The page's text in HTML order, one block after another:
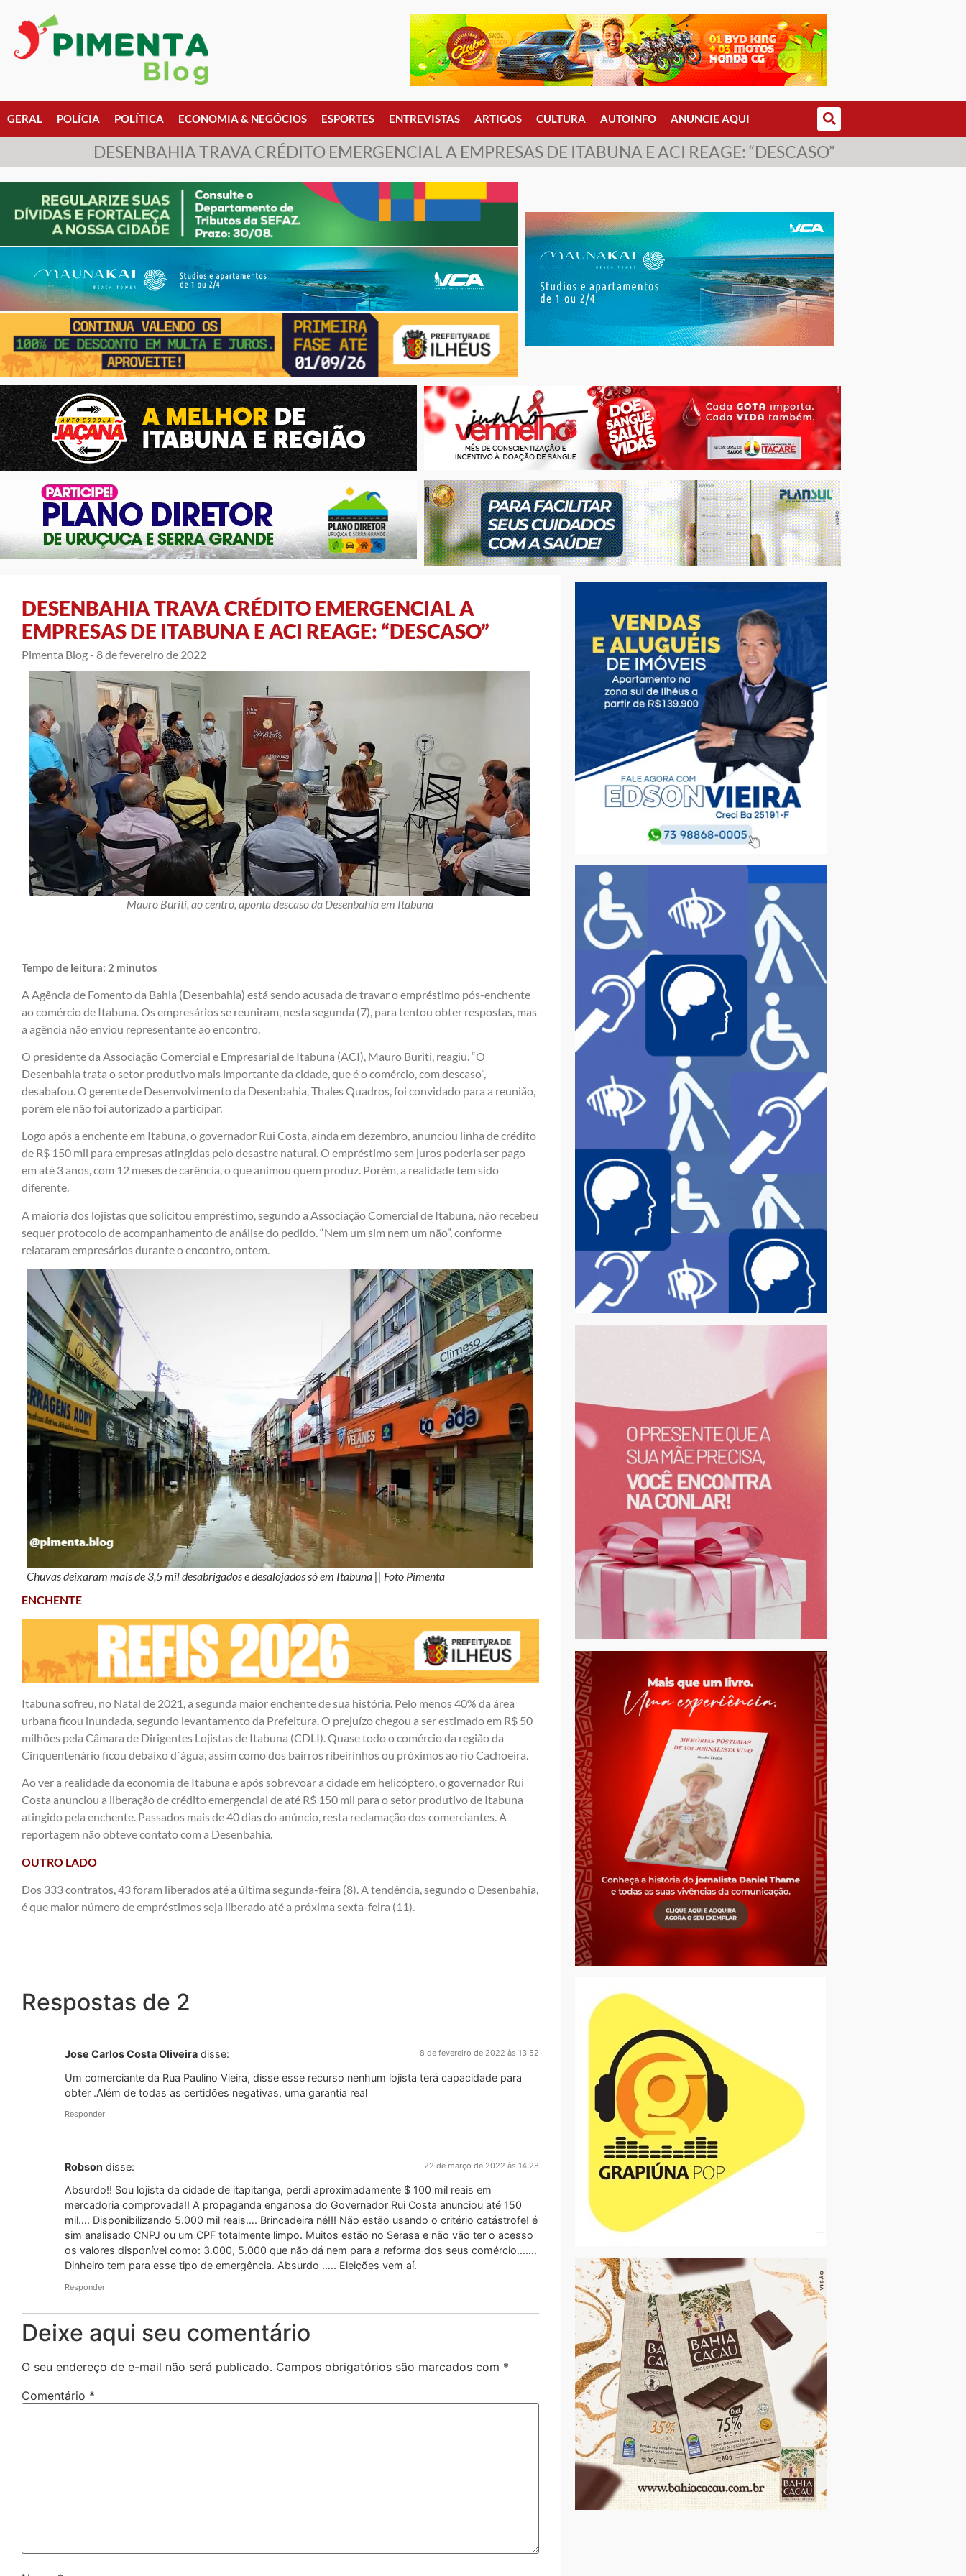
GERAL POLÍCIA POLÍTICA ECONOMIA & NEGÓCIOS ESPORTES ENTREVISTAS ARTIGOS CULTURA AUTOINFO ANUNCIE AQUI
DESENBAHIA TRAVA CRÉDITO EMERGENCIAL A EMPRESAS DE ITABUNA E ACI REAGE: “DESCASO”
DESENBAHIA TRAVA CRÉDITO EMERGENCIAL A
EMPRESAS DE ITABUNA E ACI REAGE: “DESCASO”
Pimenta Blog - 8 de fevereiro de 2022
Mauro Buriti, ao centro, aponta descaso da Desenbahia em Itabuna
Tempo de leitura: 2 minutos
A Agência de Fomento da Bahia (Desenbahia) está sendo acusada de travar o empréstimo pós-enchente
ao comércio de Itabuna. Os empresários se reuniram, nesta segunda (7), para tentou obter respostas, mas
a agência não enviou representante ao encontro.
O presidente da Associação Comercial e Empresarial de Itabuna (ACI), Mauro Buriti, reagiu. “O
Desenbahia trata o setor produtivo mais importante da cidade, que é o comércio, com descaso”,
desabafou. O gerente de Desenvolvimento da Desenbahia, Thales Quadros, foi convidado para a reunião,
porém ele não foi autorizado a participar.
Logo após a enchente em Itabuna, o governador Rui Costa, ainda em dezembro, anunciou linha de crédito
de R$ 150 mil para empresas atingidas pelo desastre natural. O empréstimo sem juros poderia ser pago
em até 3 anos, com 12 meses de carência, o que animou quem produz. Porém, a realidade tem sido
diferente.
A maioria dos lojistas que solicitou empréstimo, segundo a Associação Comercial de Itabuna, não recebeu
sequer protocolo de acompanhamento de análise do pedido. “Nem um sim nem um não”, conforme
relataram empresários durante o encontro, ontem.
Chuvas deixaram mais de 3,5 mil desabrigados e desalojados só em Itabuna || Foto Pimenta
ENCHENTE
Itabuna sofreu, no Natal de 2021, a segunda maior enchente de sua história. Pelo menos 40% da área
urbana ficou inundada, segundo levantamento da Prefeitura. O prejuízo chegou a ser estimado em R$ 50
milhões pela Câmara de Dirigentes Lojistas de Itabuna (CDLI). Quase todo o comércio da região da
Cinquentenário ficou debaixo d´água, assim como dos bairros ribeirinhos ou próximos ao rio Cachoeira.
Ao ver a realidade da economia de Itabuna e após sobrevoar a cidade em helicóptero, o governador Rui
Costa anunciou a liberação de crédito emergencial de até R$ 150 mil para o setor produtivo de Itabuna
atingido pela enchente. Passados mais de 40 dias do anúncio, resta reclamação dos comerciantes. A
reportagem não obteve contato com a Desenbahia.
OUTRO LADO
Dos 333 contratos, 43 foram liberados até a última segunda-feira (8). A tendência, segundo o Desenbahia,
é que maior número de empréstimos seja liberado até a próxima sexta-feira (11).
Respostas de 2
Jose Carlos Costa Oliveira disse: 8 de fevereiro de 2022 às 13:52
Um comerciante da Rua Paulino Vieira, disse esse recurso nenhum lojista terá capacidade para
obter .Além de todas as certidões negativas, uma garantia real
Responder
Robson disse: 22 de março de 2022 às 14:28
Absurdo!! Sou lojista da cidade de itapitanga, perdi aproximadamente $ 100 mil reais em
mercadoria comprovada!! A propaganda enganosa do Governador Rui Costa anunciou até 150
mil…. Disponibilizando 5.000 mil reais…. Brincadeira né!!! Não estão usando o critério catástrofe! é
sim analisado CNPJ ou um CPF totalmente limpo. Muitos estão no Serasa e não vão ter o acesso
os valores disponível como: 3.000, 5.000 que não dá nem para a reforma dos seus comércio…….
Dinheiro tem para esse tipo de emergência. Absurdo ….. Eleições vem aí.
Responder
Deixe aqui seu comentário
O seu endereço de e-mail não será publicado. Campos obrigatórios são marcados com *
Comentário *